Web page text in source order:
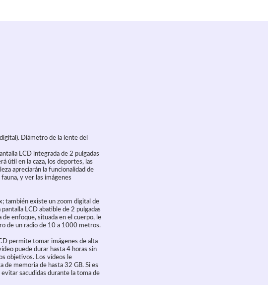
Diámetro de la lente del
LCD integrada de 2 pulgadas
útil en la caza, los deportes, las
apreciarán la funcionalidad de
y ver las imágenes
también existe un zoom digital de
LCD abatible de 2 pulgadas
de enfoque, situada en el cuerpo, le
de un radio de 10 a 1000 metros.
permite tomar imágenes de alta
puede durar hasta 4 horas sin
objetivos. Los vídeos le
de memoria de hasta 32 GB. Si es
sacudidas durante la toma de